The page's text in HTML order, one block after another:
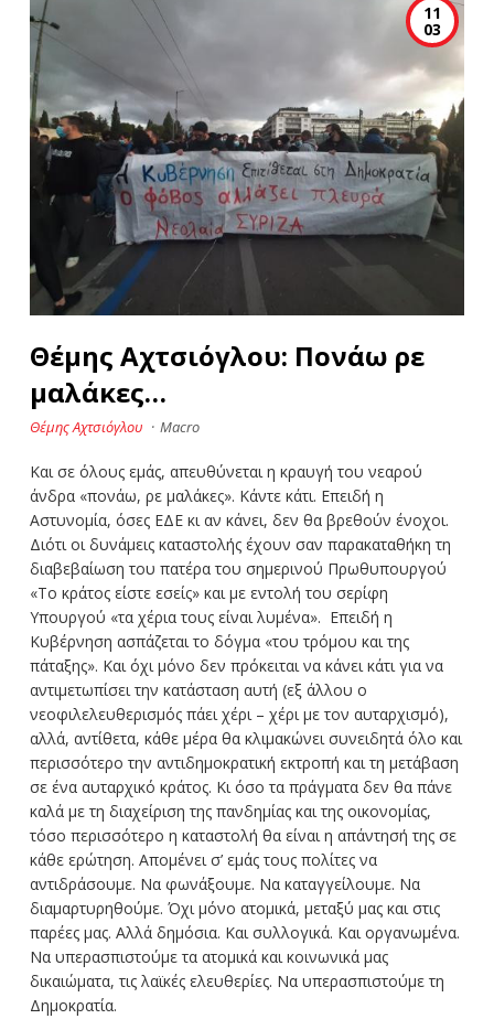
11
03
Θέμης Αχτσιόγλου: Πονάω ρε
μαλάκες…
Θέμης Αχτσιόγλου · Macro
Και σε όλους εμάς, απευθύνεται η κραυγή του νεαρού
άνδρα «πονάω, ρε μαλάκες». Κάντε κάτι. Επειδή η
Αστυνομία, όσες ΕΔΕ κι αν κάνει, δεν θα βρεθούν ένοχοι.
Διότι οι δυνάμεις καταστολής έχουν σαν παρακαταθήκη τη
διαβεβαίωση του πατέρα του σημερινού Πρωθυπουργού
«Το κράτος είστε εσείς» και με εντολή του σερίφη
Υπουργού «τα χέρια τους είναι λυμένα». Επειδή η
Κυβέρνηση ασπάζεται το δόγμα «του τρόμου και της
πάταξης». Και όχι μόνο δεν πρόκειται να κάνει κάτι για να
αντιμετωπίσει την κατάσταση αυτή (εξ άλλου ο
νεοφιλελευθερισμός πάει χέρι – χέρι με τον αυταρχισμό),
αλλά, αντίθετα, κάθε μέρα θα κλιμακώνει συνειδητά όλο και
περισσότερο την αντιδημοκρατική εκτροπή και τη μετάβαση
σε ένα αυταρχικό κράτος. Κι όσο τα πράγματα δεν θα πάνε
καλά με τη διαχείριση της πανδημίας και της οικονομίας,
τόσο περισσότερο η καταστολή θα είναι η απάντησή της σε
κάθε ερώτηση. Απομένει σ’ εμάς τους πολίτες να
αντιδράσουμε. Να φωνάξουμε. Να καταγγείλουμε. Να
διαμαρτυρηθούμε. Όχι μόνο ατομικά, μεταξύ μας και στις
παρέες μας. Αλλά δημόσια. Και συλλογικά. Και οργανωμένα.
Να υπερασπιστούμε τα ατομικά και κοινωνικά μας
δικαιώματα, τις λαϊκές ελευθερίες. Να υπερασπιστούμε τη
Δημοκρατία.